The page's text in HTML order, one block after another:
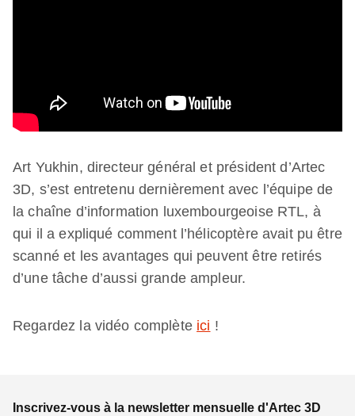
Art Yukhin, directeur général et président d’Artec
3D, s’est entretenu dernièrement avec l’équipe de
la chaîne d’information luxembourgeoise RTL, à
qui il a expliqué comment l’hélicoptère avait pu être
scanné et les avantages qui peuvent être retirés
d’une tâche d’aussi grande ampleur.
Regardez la vidéo complète ici !
Inscrivez-vous à la newsletter mensuelle d'Artec 3D